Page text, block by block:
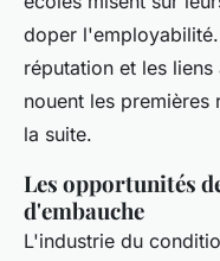
doper
réputation et les
nouent les premières
la suite.
Les opportunités
d'embauche
L'industrie du